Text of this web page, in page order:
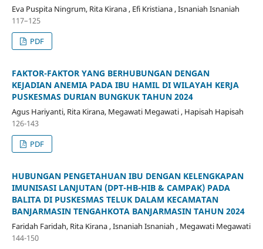
Eva Puspita Ningrum, Rita Kirana , Efi Kristiana , Isnaniah Isnaniah
117–125
PDF
FAKTOR-FAKTOR YANG BERHUBUNGAN DENGAN
KEJADIAN ANEMIA PADA IBU HAMIL DI WILAYAH KERJA
PUSKESMAS DURIAN BUNGKUK TAHUN 2024
Agus Hariyanti, Rita Kirana, Megawati Megawati , Hapisah Hapisah
126-143
PDF
HUBUNGAN PENGETAHUAN IBU DENGAN KELENGKAPAN
IMUNISASI LANJUTAN (DPT-HB-HIB & CAMPAK) PADA
BALITA DI PUSKESMAS TELUK DALAM KECAMATAN
BANJARMASIN TENGAHKOTA BANJARMASIN TAHUN 2024
Faridah Faridah, Rita Kirana , Isnaniah Isnaniah , Megawati Megawati
144-150